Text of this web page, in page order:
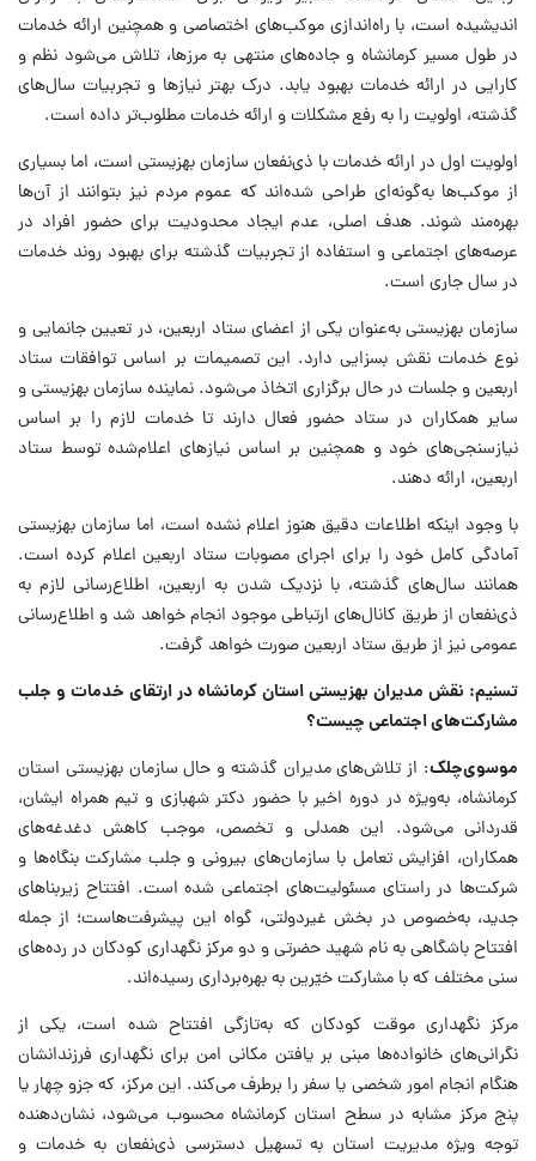
اندیشیده است، با راه‌اندازی موکب‌های اختصاصی و همچنین ارائه خدمات
در طول مسیر کرمانشاه و جاده‌های منتهی به مرزها، تلاش می‌شود نظم و
کارایی در ارائه خدمات بهبود یابد. درک بهتر نیازها و تجربیات سال‌های
گذشته، اولویت را به رفع مشکلات و ارائه خدمات مطلوب‌تر داده است.
اولویت اول در ارائه خدمات با ذی‌نفعان سازمان بهزیستی است، اما بسیاری
از موکب‌ها به‌گونه‌ای طراحی شده‌اند که عموم مردم نیز بتوانند از آن‌ها
بهره‌مند شوند. هدف اصلی، عدم ایجاد محدودیت برای حضور افراد در
عرصه‌های اجتماعی و استفاده از تجربیات گذشته برای بهبود روند خدمات
در سال جاری است.
سازمان بهزیستی به‌عنوان یکی از اعضای ستاد اربعین، در تعیین جانمایی و
نوع خدمات نقش بسزایی دارد. این تصمیمات بر اساس توافقات ستاد
اربعین و جلسات در حال برگزاری اتخاذ می‌شود. نماینده سازمان بهزیستی و
سایر همکاران در ستاد حضور فعال دارند تا خدمات لازم را بر اساس
نیازسنجی‌های خود و همچنین بر اساس نیازهای اعلام‌شده توسط ستاد
اربعین، ارائه دهند.
با وجود اینکه اطلاعات دقیق هنوز اعلام نشده است، اما سازمان بهزیستی
آمادگی کامل خود را برای اجرای مصوبات ستاد اربعین اعلام کرده است.
همانند سال‌های گذشته، با نزدیک شدن به اربعین، اطلاع‌رسانی لازم به
ذی‌نفعان از طریق کانال‌های ارتباطی موجود انجام خواهد شد و اطلاع‌رسانی
عمومی نیز از طریق ستاد اربعین صورت خواهد گرفت.
تسنیم: نقش مدیران بهزیستی استان کرمانشاه در ارتقای خدمات و جلب
مشارکت‌های اجتماعی چیست؟
موسوی‌چلک: از تلاش‌های مدیران گذشته و حال سازمان بهزیستی استان
کرمانشاه، به‌ویژه در دوره اخیر با حضور دکتر شهبازی و تیم همراه ایشان،
قدردانی می‌شود. این همدلی و تخصص، موجب کاهش دغدغه‌های
همکاران، افزایش تعامل با سازمان‌های بیرونی و جلب مشارکت بنگاه‌ها و
شرکت‌ها در راستای مسئولیت‌های اجتماعی شده است. افتتاح زیربناهای
جدید، به‌خصوص در بخش غیردولتی، گواه این پیشرفت‌هاست؛ از جمله
افتتاح باشگاهی به نام شهید حضرتی و دو مرکز نگهداری کودکان در رده‌های
سنی مختلف که با مشارکت خیّرین به بهره‌برداری رسیده‌اند.
مرکز نگهداری موقت کودکان که به‌تازگی افتتاح شده است، یکی از
نگرانی‌های خانواده‌ها مبنی بر یافتن مکانی امن برای نگهداری فرزندانشان
هنگام انجام امور شخصی یا سفر را برطرف می‌کند. این مرکز، که جزو چهار یا
پنج مرکز مشابه در سطح استان کرمانشاه محسوب می‌شود، نشان‌دهنده
توجه ویژه مدیریت استان به تسهیل دسترسی ذی‌نفعان به خدمات و